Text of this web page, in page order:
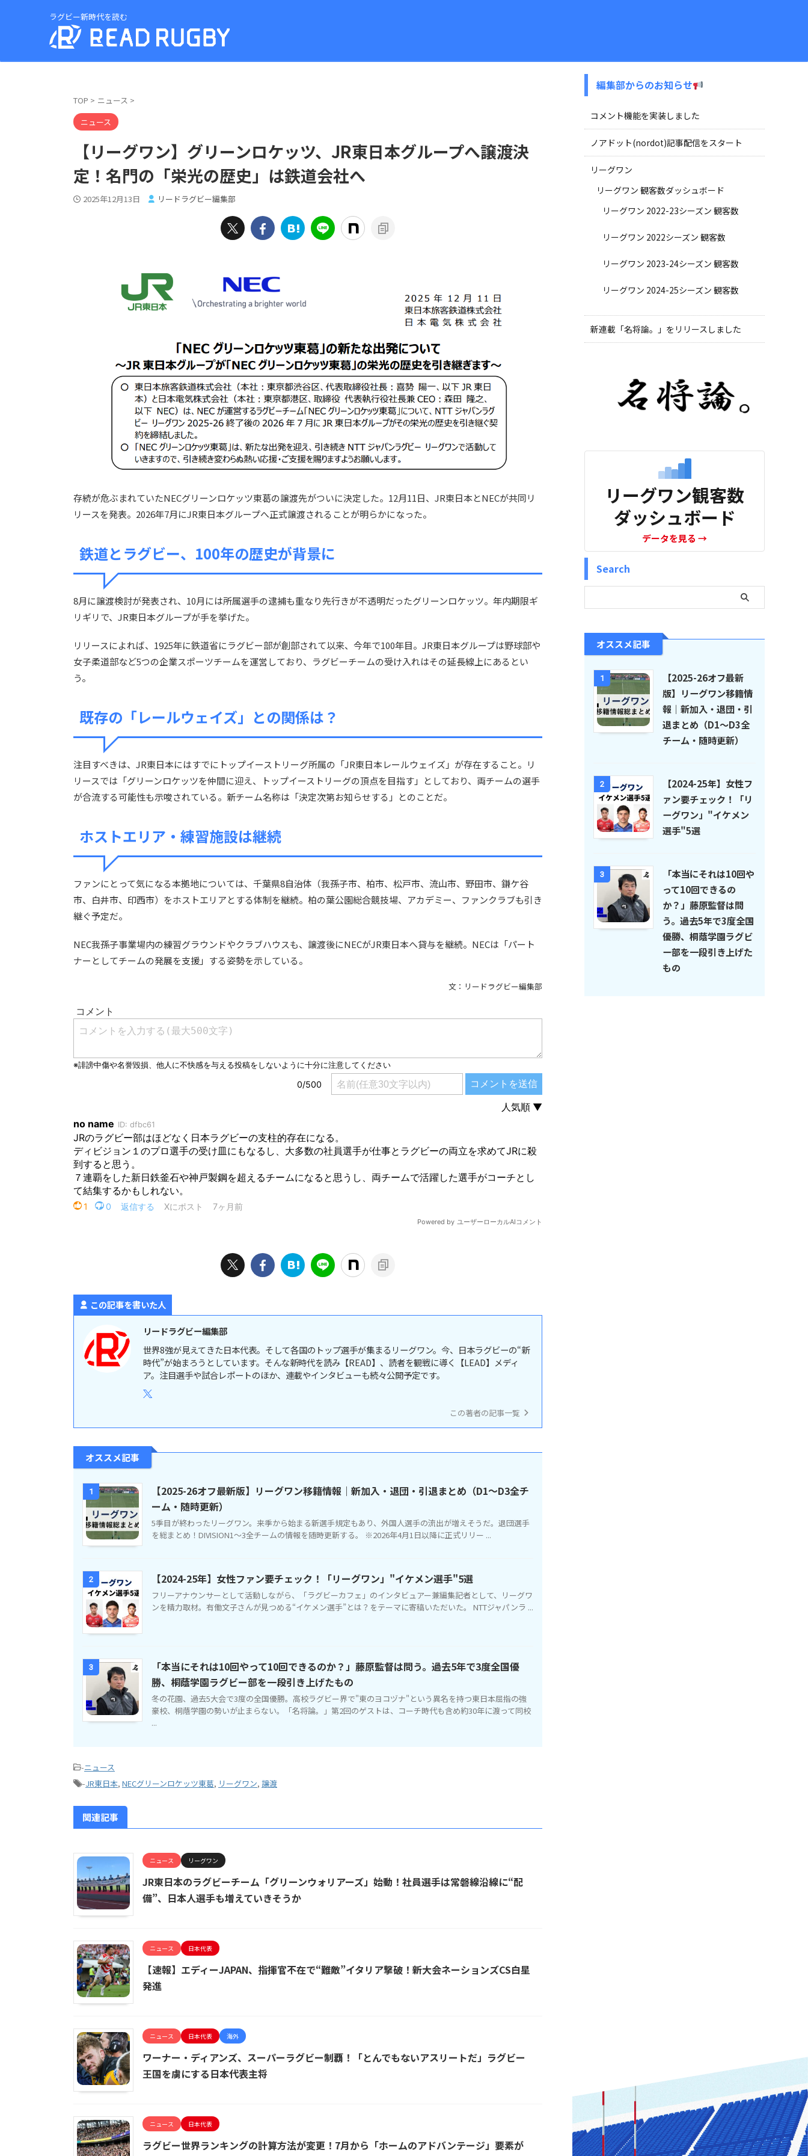
ラグビー新時代を読む
TOP > ニュース >
ニュース
【リーグワン】グリーンロケッツ、JR東日本グループへ譲渡決
定！名門の「栄光の歴史」は鉄道会社へ
2025年12月13日 リードラグビー編集部
存続が危ぶまれていたNECグリーンロケッツ東葛の譲渡先がついに決定した。12月11日、JR東日本とNECが共同リ
リースを発表。2026年7月にJR東日本グループへ正式譲渡されることが明らかになった。
鉄道とラグビー、100年の歴史が背景に
8月に譲渡検討が発表され、10月には所属選手の逮捕も重なり先行きが不透明だったグリーンロケッツ。年内期限ギ
リギリで、JR東日本グループが手を挙げた。
リリースによれば、1925年に鉄道省にラグビー部が創部されて以来、今年で100年目。JR東日本グループは野球部や
女子柔道部など5つの企業スポーツチームを運営しており、ラグビーチームの受け入れはその延長線上にあるとい
う。
既存の「レールウェイズ」との関係は？
注目すべきは、JR東日本にはすでにトップイーストリーグ所属の「JR東日本レールウェイズ」が存在すること。リ
リースでは「グリーンロケッツを仲間に迎え、トップイーストリーグの頂点を目指す」としており、両チームの選手
が合流する可能性も示唆されている。新チーム名称は「決定次第お知らせする」とのことだ。
ホストエリア・練習施設は継続
ファンにとって気になる本拠地については、千葉県8自治体（我孫子市、柏市、松戸市、流山市、野田市、鎌ケ谷
市、白井市、印西市）をホストエリアとする体制を継続。柏の葉公園総合競技場、アカデミー、ファンクラブも引き
継ぐ予定だ。
NEC我孫子事業場内の練習グラウンドやクラブハウスも、譲渡後にNECがJR東日本へ貸与を継続。NECは「パート
ナーとしてチームの発展を支援」する姿勢を示している。
文：リードラグビー編集部
この記事を書いた人
リードラグビー編集部
世界8強が見えてきた日本代表。そして各国のトップ選手が集まるリーグワン。今、日本ラグビーの“新
時代”が始まろうとしています。そんな新時代を読み【READ】、読者を観戦に導く【LEAD】メディ
ア。注目選手や試合レポートのほか、連載やインタビューも続々公開予定です。
この著者の記事一覧
オススメ記事
1
【2025-26オフ最新版】リーグワン移籍情報｜新加入・退団・引退まとめ（D1〜D3全チ
ーム・随時更新）
5季目が終わったリーグワン。来季から始まる新選手規定もあり、外国人選手の流出が増えそうだ。退団選手
を総まとめ！DIVISION1～3全チームの情報を随時更新する。 ※2026年4月1日以降に正式リリー ...
2 【2024-25年】女性ファン要チェック！「リーグワン」"イケメン選手"5選
フリーアナウンサーとして活動しながら、「ラグビーカフェ」のインタビュアー兼編集記者として、リーグワ
ンを精力取材。有働文子さんが見つめる“イケメン選手”とは？をテーマに寄稿いただいた。 NTTジャパンラ ...
3
「本当にそれは10回やって10回できるのか？」藤原監督は問う。過去5年で3度全国優
勝、桐蔭学園ラグビー部を一段引き上げたもの
冬の花園、過去5大会で3度の全国優勝。高校ラグビー界で"東のヨコヅナ"という異名を持つ東日本屈指の強
豪校、桐蔭学園の勢いが止まらない。「名将論。」第2回のゲストは、コーチ時代も含め約30年に渡って同校
...
-ニュース
-JR東日本, NECグリーンロケッツ東葛, リーグワン, 譲渡
関連記事
ニュース リーグワン
JR東日本のラグビーチーム「グリーンウォリアーズ」始動！社員選手は常磐線沿線に“配
備”、日本人選手も増えていきそうか
ニュース 日本代表
【速報】エディーJAPAN、指揮官不在で“難敵”イタリア撃破！新大会ネーションズCS白星
発進
ニュース 日本代表 海外
ワーナー・ディアンズ、スーパーラグビー制覇！「とんでもないアスリートだ」ラグビー
王国を虜にする日本代表主将
ニュース 日本代表
ラグビー世界ランキングの計算方法が変更！7月から「ホームのアドバンテージ」要素が
編集部からのお知らせ
コメント機能を実装しました
ノアドット(nordot)記事配信をスタート
リーグワン
リーグワン 観客数ダッシュボード
リーグワン 2022-23シーズン 観客数
リーグワン 2022シーズン 観客数
リーグワン 2023-24シーズン 観客数
リーグワン 2024-25シーズン 観客数
新連載「名将論。」をリリースしました
リーグワン観客数
ダッシュボード
データを見る →
Search
オススメ記事
1
【2025-26オフ最新
版】リーグワン移籍情
報｜新加入・退団・引
退まとめ（D1〜D3全
チーム・随時更新）
2
【2024-25年】女性フ
ァン要チェック！「リ
ーグワン」"イケメン
選手"5選
3
「本当にそれは10回や
って10回できるの
か？」藤原監督は問
う。過去5年で3度全国
優勝、桐蔭学園ラグビ
ー部を一段引き上げた
もの